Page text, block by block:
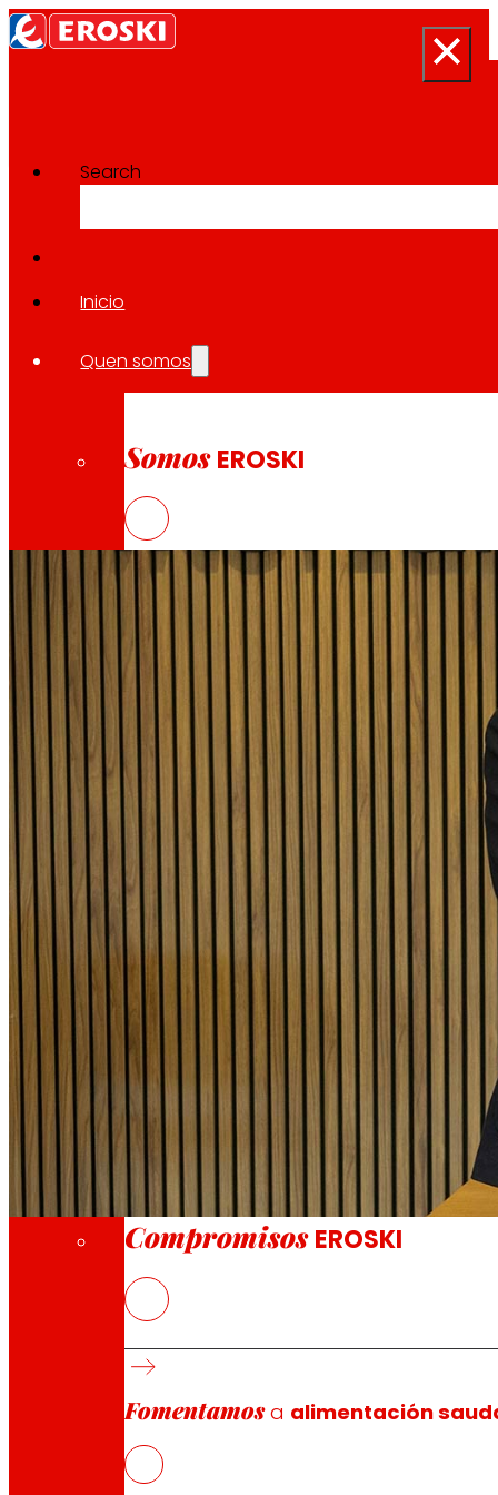
Search
Inicio
Quen somos
Somos EROSKI
Así somos
Todo o noso ADN: unha viaxe pola misión, a
Cooperativa
Somos por e para as persoas. Descubre a
Fundación
A través da nosa Fundación impulsamos
Compromisos
Compromisos EROSKI
Fomentamosa alimentación
Sala de prensa
Volver a todas as noticias
03.07.2026
EROSKI e IKERLAN reforzan
O acordo establece un marco estable
Ambas as cooperativas impulsarán
EROSKI e IKERLAN asinaron un acordo estratéxico
solucións avanzadas orientadas a mellorar a